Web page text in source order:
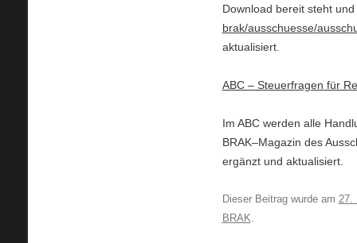
Download bereit steht
brak/ausschuesse/
aktualisiert.
ABC – Steuerfragen für
Im ABC werden alle
BRAK–Magazin des
ergänzt und aktualisiert.
Dieser Beitrag wurde am 27.
BRAK.